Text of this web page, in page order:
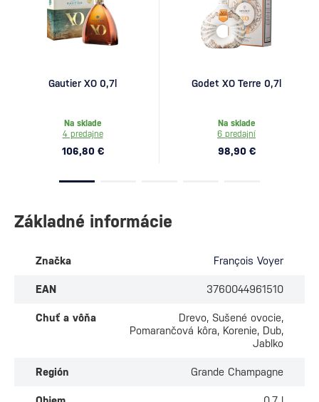
Gautier XO 0,7l
Na sklade
4 predajne
106,80 €
Godet XO Terre 0,7l
Na sklade
6 predajní
98,90 €
Základné informácie
Značka François Voyer
EAN 3760044961510
Chuť a vôňa
Drevo, Sušené ovocie,
Pomarančová kôra, Korenie, Dub,
Jablko
Región Grande Champagne